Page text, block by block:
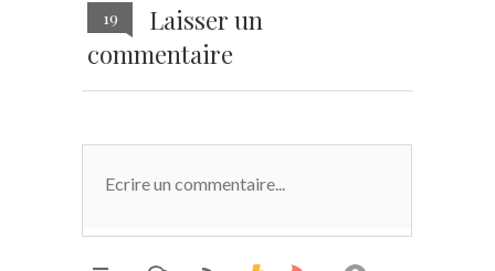
19
Laisser un
commentaire